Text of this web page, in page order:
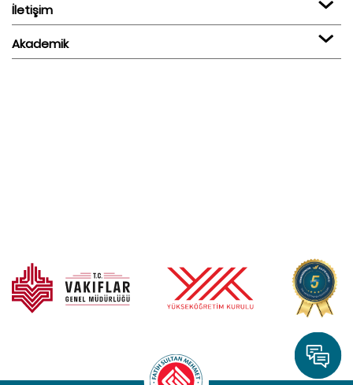
İletişim
Akademik